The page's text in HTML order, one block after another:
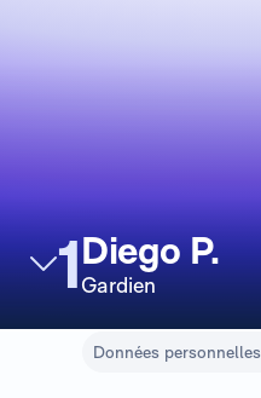
1Diego P.
Gardien
Données personnelles